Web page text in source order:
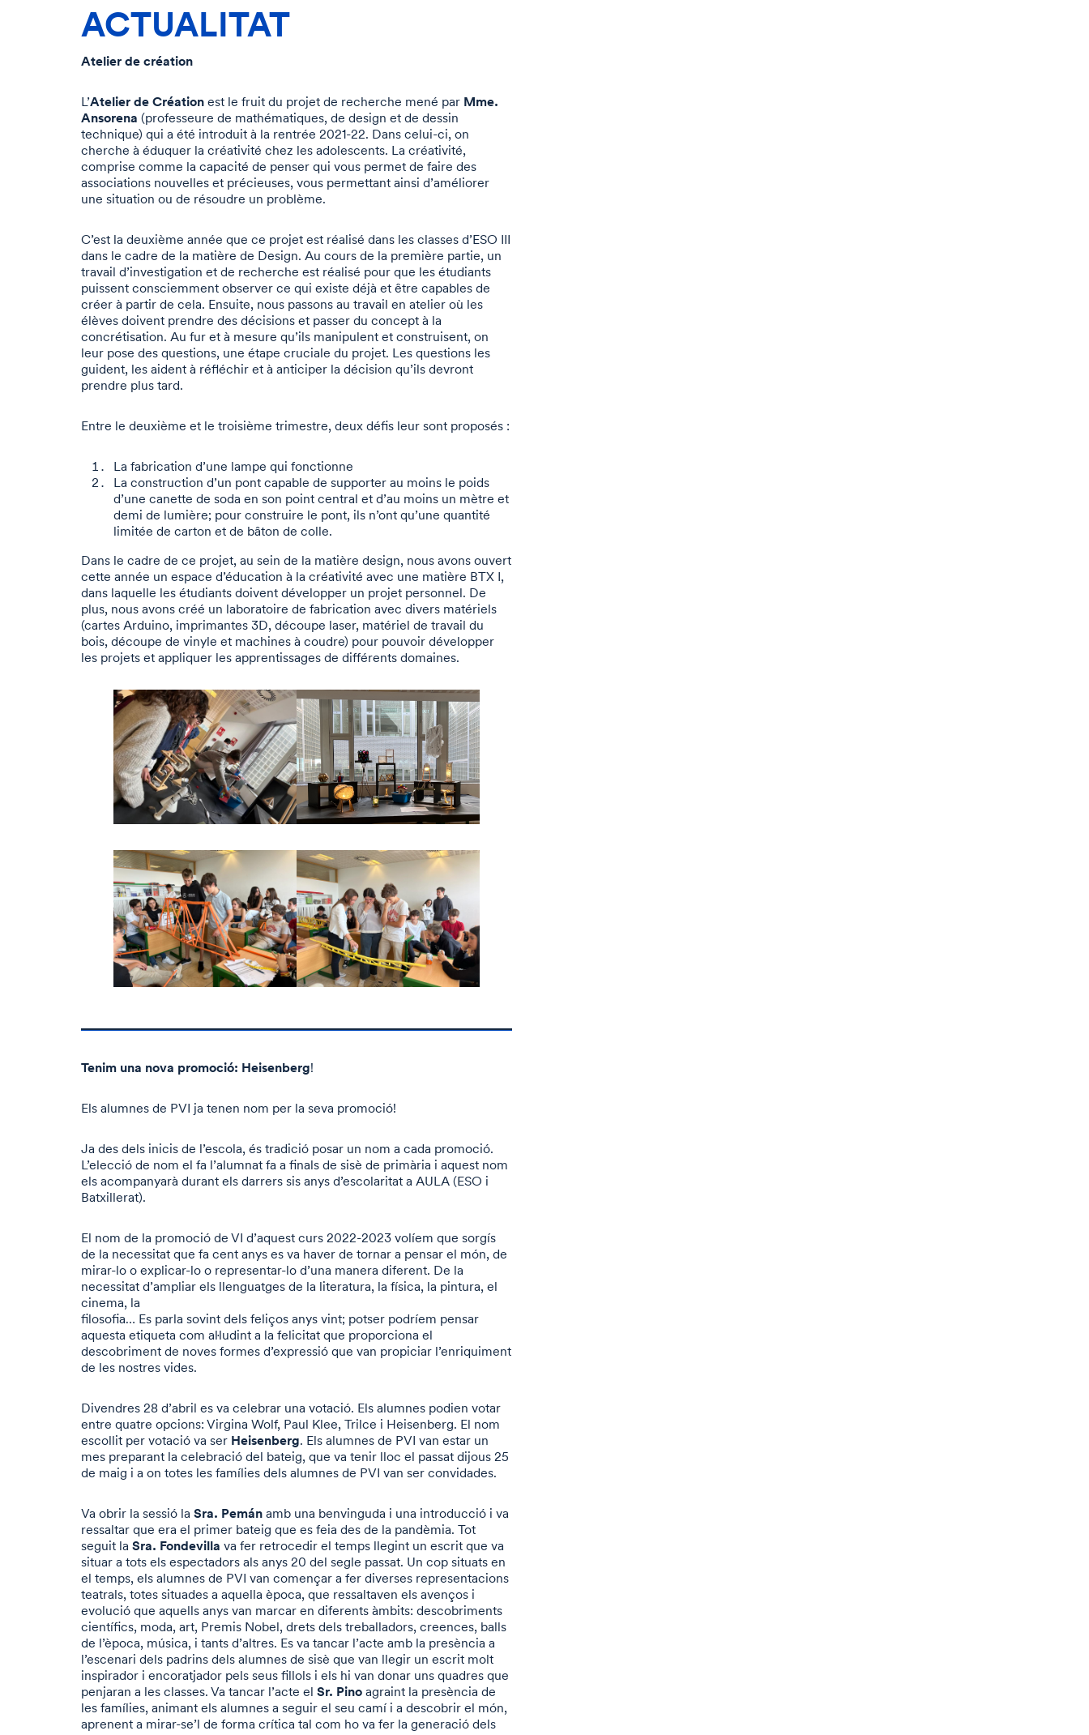
ACTUALITAT
Atelier de création
L’Atelier de Création est le fruit du projet de recherche mené par Mme.
Ansorena (professeure de mathématiques, de design et de dessin
technique) qui a été introduit à la rentrée 2021-22. Dans celui-ci, on
cherche à éduquer la créativité chez les adolescents. La créativité,
comprise comme la capacité de penser qui vous permet de faire des
associations nouvelles et précieuses, vous permettant ainsi d’améliorer
une situation ou de résoudre un problème.
C’est la deuxième année que ce projet est réalisé dans les classes d’ESO III
dans le cadre de la matière de Design. Au cours de la première partie, un
travail d’investigation et de recherche est réalisé pour que les étudiants
puissent consciemment observer ce qui existe déjà et être capables de
créer à partir de cela. Ensuite, nous passons au travail en atelier où les
élèves doivent prendre des décisions et passer du concept à la
concrétisation. Au fur et à mesure qu’ils manipulent et construisent, on
leur pose des questions, une étape cruciale du projet. Les questions les
guident, les aident à réfléchir et à anticiper la décision qu’ils devront
prendre plus tard.
Entre le deuxième et le troisième trimestre, deux défis leur sont proposés :
La fabrication d’une lampe qui fonctionne
La construction d’un pont capable de supporter au moins le poids
d’une canette de soda en son point central et d’au moins un mètre et
demi de lumière; pour construire le pont, ils n’ont qu’une quantité
limitée de carton et de bâton de colle.
Dans le cadre de ce projet, au sein de la matière design, nous avons ouvert
cette année un espace d’éducation à la créativité avec une matière BTX I,
dans laquelle les étudiants doivent développer un projet personnel. De
plus, nous avons créé un laboratoire de fabrication avec divers matériels
(cartes Arduino, imprimantes 3D, découpe laser, matériel de travail du
bois, découpe de vinyle et machines à coudre) pour pouvoir développer
les projets et appliquer les apprentissages de différents domaines.
Tenim una nova promoció: Heisenberg!
Els alumnes de PVI ja tenen nom per la seva promoció!
Ja des dels inicis de l’escola, és tradició posar un nom a cada promoció.
L’elecció de nom el fa l’alumnat fa a finals de sisè de primària i aquest nom
els acompanyarà durant els darrers sis anys d’escolaritat a AULA (ESO i
Batxillerat).
El nom de la promoció de VI d’aquest curs 2022-2023 volíem que sorgís
de la necessitat que fa cent anys es va haver de tornar a pensar el món, de
mirar-lo o explicar-lo o representar-lo d’una manera diferent. De la
necessitat d’ampliar els llenguatges de la literatura, la física, la pintura, el
cinema, la
filosofia… Es parla sovint dels feliços anys vint; potser podríem pensar
aquesta etiqueta com al·ludint a la felicitat que proporciona el
descobriment de noves formes d’expressió que van propiciar l’enriquiment
de les nostres vides.
Divendres 28 d’abril es va celebrar una votació. Els alumnes podien votar
entre quatre opcions: Virgina Wolf, Paul Klee, Trilce i Heisenberg. El nom
escollit per votació va ser Heisenberg. Els alumnes de PVI van estar un
mes preparant la celebració del bateig, que va tenir lloc el passat dijous 25
de maig i a on totes les famílies dels alumnes de PVI van ser convidades.
Va obrir la sessió la Sra. Pemán amb una benvinguda i una introducció i va
ressaltar que era el primer bateig que es feia des de la pandèmia. Tot
seguit la Sra. Fondevilla va fer retrocedir el temps llegint un escrit que va
situar a tots els espectadors als anys 20 del segle passat. Un cop situats en
el temps, els alumnes de PVI van començar a fer diverses representacions
teatrals, totes situades a aquella època, que ressaltaven els avenços i
evolució que aquells anys van marcar en diferents àmbits: descobriments
científics, moda, art, Premis Nobel, drets dels treballadors, creences, balls
de l’època, música, i tants d’altres. Es va tancar l’acte amb la presència a
l’escenari dels padrins dels alumnes de sisè que van llegir un escrit molt
inspirador i encoratjador pels seus fillols i els hi van donar uns quadres que
penjaran a les classes. Va tancar l’acte el Sr. Pino agraint la presència de
les famílies, animant els alumnes a seguir el seu camí i a descobrir el món,
aprenent a mirar-se’l de forma crítica tal com ho va fer la generació dels